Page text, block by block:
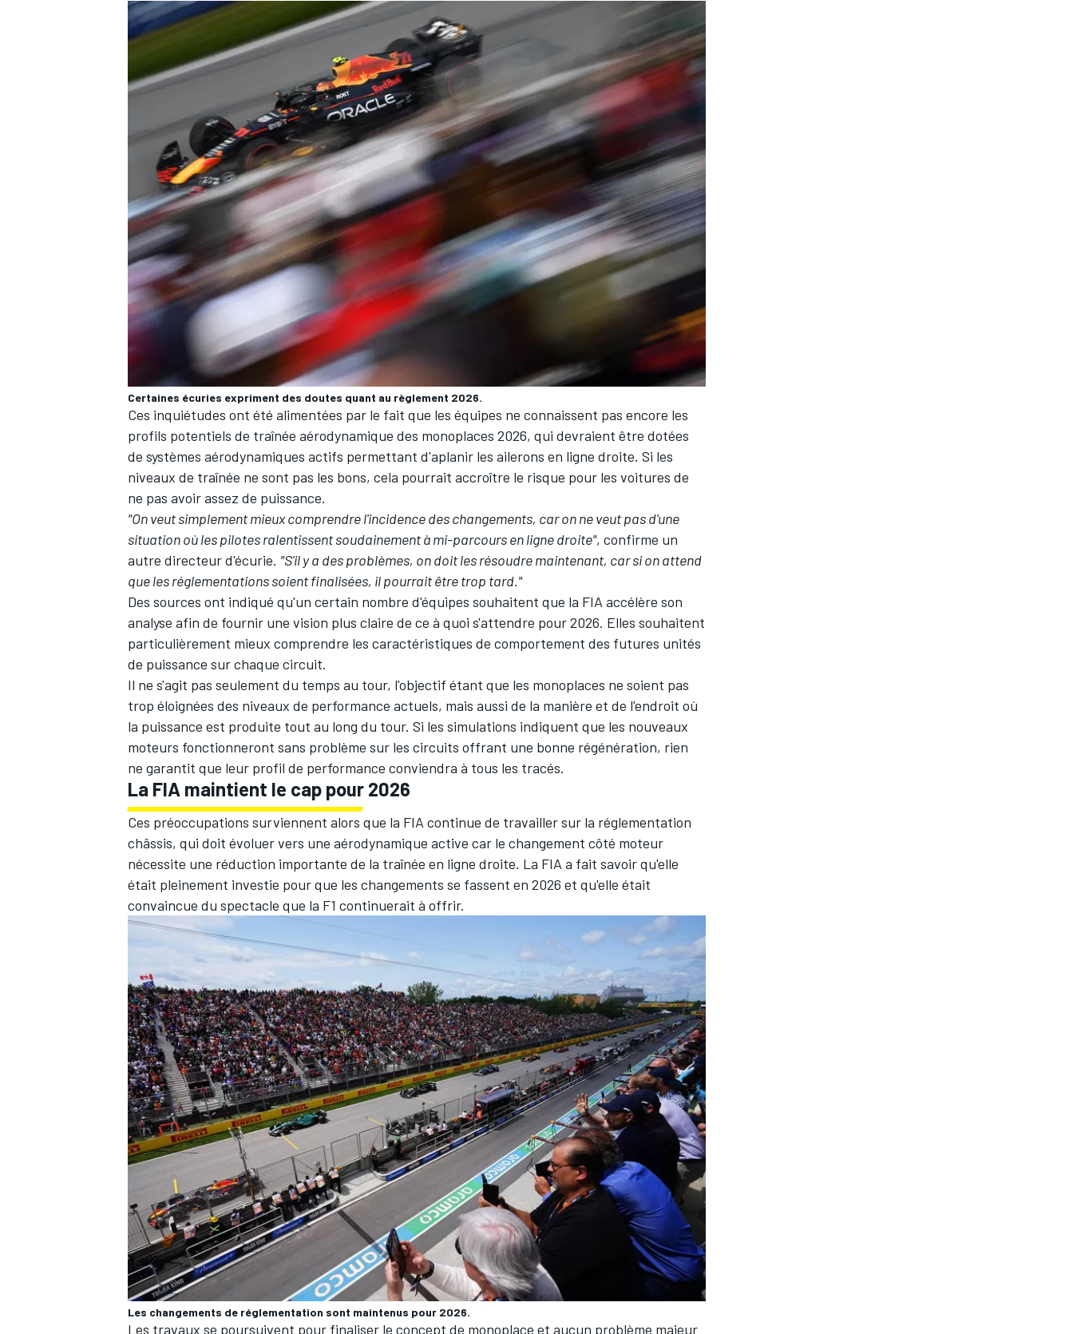
AUTRES CHAMPIONNATS
Certaines écuries expriment des doutes quant au règlement 2026.
Ces inquiétudes ont été alimentées par le fait que les équipes ne connaissent pas encore les
profils potentiels de traînée aérodynamique des monoplaces 2026, qui devraient être dotées
de systèmes aérodynamiques actifs permettant d'aplanir les ailerons en ligne droite. Si les
niveaux de traînée ne sont pas les bons, cela pourrait accroître le risque pour les voitures de
ne pas avoir assez de puissance.
"On veut simplement mieux comprendre l'incidence des changements, car on ne veut pas d'une
situation où les pilotes ralentissent soudainement à mi-parcours en ligne droite", confirme un
autre directeur d'écurie. "S'il y a des problèmes, on doit les résoudre maintenant, car si on attend
que les réglementations soient finalisées, il pourrait être trop tard."
Des sources ont indiqué qu'un certain nombre d'équipes souhaitent que la FIA accélère son
analyse afin de fournir une vision plus claire de ce à quoi s'attendre pour 2026. Elles souhaitent
particulièrement mieux comprendre les caractéristiques de comportement des futures unités
de puissance sur chaque circuit.
Il ne s'agit pas seulement du temps au tour, l'objectif étant que les monoplaces ne soient pas
trop éloignées des niveaux de performance actuels, mais aussi de la manière et de l'endroit où
la puissance est produite tout au long du tour. Si les simulations indiquent que les nouveaux
moteurs fonctionneront sans problème sur les circuits offrant une bonne régénération, rien
ne garantit que leur profil de performance conviendra à tous les tracés.
La FIA maintient le cap pour 2026
Ces préoccupations surviennent alors que la FIA continue de travailler sur la réglementation
châssis, qui doit évoluer vers une aérodynamique active car le changement côté moteur
nécessite une réduction importante de la traînée en ligne droite. La FIA a fait savoir qu'elle
était pleinement investie pour que les changements se fassent en 2026 et qu'elle était
convaincue du spectacle que la F1 continuerait à offrir.
Les changements de réglementation sont maintenus pour 2026.
Les travaux se poursuivent pour finaliser le concept de monoplace et aucun problème majeur